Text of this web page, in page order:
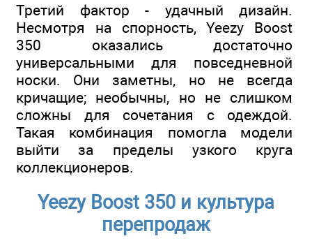
Третий фактор - удачный дизайн.
Несмотря на спорность, Yeezy Boost
350 оказались достаточно
универсальными для повседневной
носки. Они заметны, но не всегда
кричащие; необычны, но не слишком
сложны для сочетания с одеждой.
Такая комбинация помогла модели
выйти за пределы узкого круга
коллекционеров.
Yeezy Boost 350 и культура
перепродаж